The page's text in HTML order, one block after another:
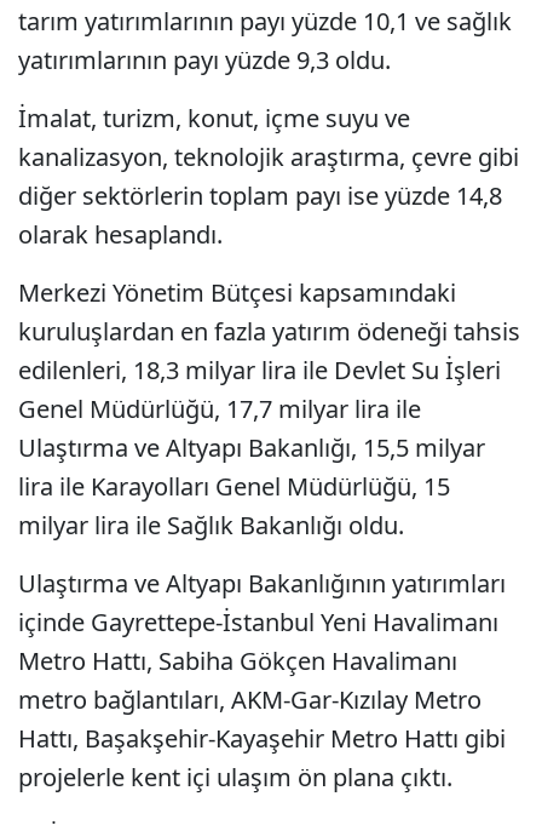
tarım yatırımlarının payı yüzde 10,1 ve sağlık
yatırımlarının payı yüzde 9,3 oldu.
İmalat, turizm, konut, içme suyu ve
kanalizasyon, teknolojik araştırma, çevre gibi
diğer sektörlerin toplam payı ise yüzde 14,8
olarak hesaplandı.
Merkezi Yönetim Bütçesi kapsamındaki
kuruluşlardan en fazla yatırım ödeneği tahsis
edilenleri, 18,3 milyar lira ile Devlet Su İşleri
Genel Müdürlüğü, 17,7 milyar lira ile
Ulaştırma ve Altyapı Bakanlığı, 15,5 milyar
lira ile Karayolları Genel Müdürlüğü, 15
milyar lira ile Sağlık Bakanlığı oldu.
Ulaştırma ve Altyapı Bakanlığının yatırımları
içinde Gayrettepe-İstanbul Yeni Havalimanı
Metro Hattı, Sabiha Gökçen Havalimanı
metro bağlantıları, AKM-Gar-Kızılay Metro
Hattı, Başakşehir-Kayaşehir Metro Hattı gibi
projelerle kent içi ulaşım ön plana çıktı.